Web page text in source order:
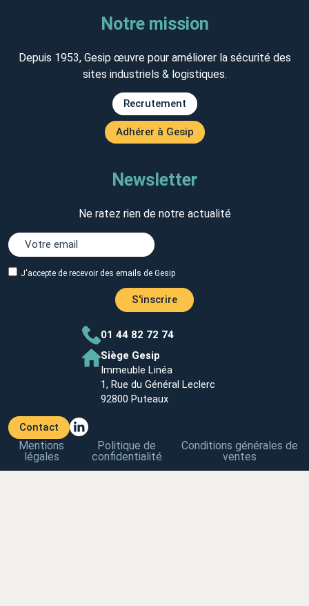
Notre mission
Depuis 1953, Gesip œuvre pour améliorer la sécurité des
sites industriels & logistiques.
Recrutement
Adhérer à Gesip
Newsletter
Ne ratez rien de notre actualité
J'accepte de recevoir des emails de Gesip
S'inscrire
01 44 82 72 74
Siège Gesip
Immeuble Linéa
1, Rue du Général Leclerc
92800 Puteaux
Contact
Mentions
légales
Politique de
confidentialité
Conditions générales de
ventes